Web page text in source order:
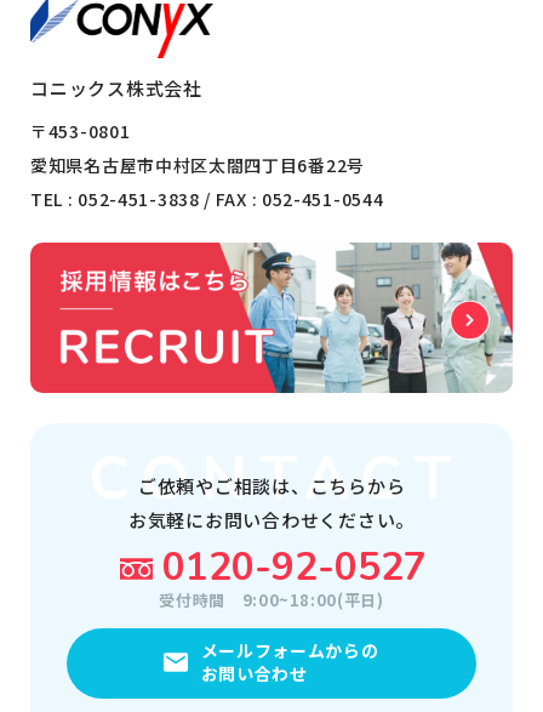
コニックス株式会社
〒453-0801
愛知県名古屋市中村区太閤四丁目6番22号
TEL : 052-451-3838 / FAX : 052-451-0544
ご依頼やご相談は、
こちらから
お気軽にお問い合わせください。
0120-92-0527
受付時間 9:00~18:00(平日)
メールフォームからの
お問い合わせ